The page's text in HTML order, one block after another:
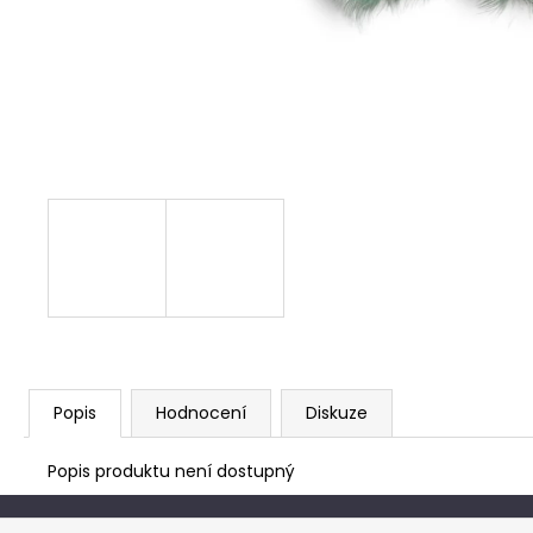
Popis Hodnocení Diskuze
Popis produktu není dostupný